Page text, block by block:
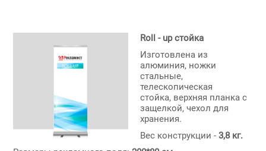
Roll - up стойка
Изготовлена из
алюминия, ножки
стальные,
телескопическая
стойка, верхняя планка с
защелкой, чехол для
хранения.
Вес конструкции - 3,8 кг.